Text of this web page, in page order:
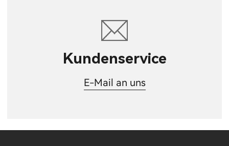
Kundenservice
E-Mail an uns